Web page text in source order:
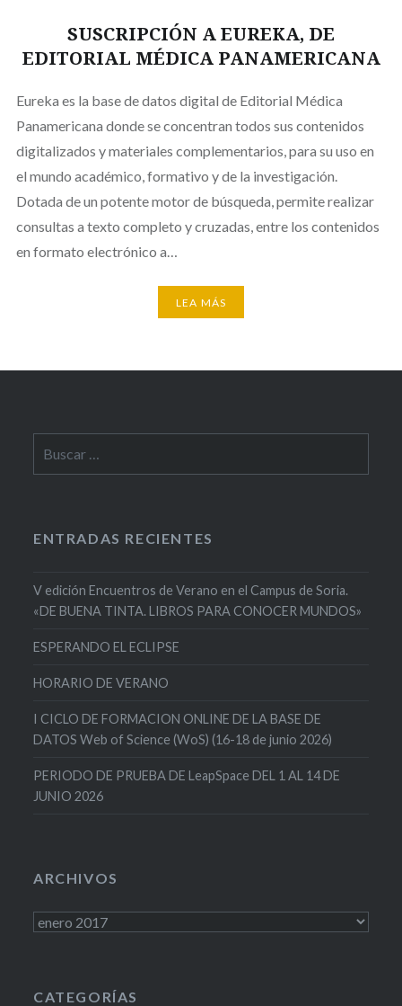
SUSCRIPCIÓN A EUREKA, DE
EDITORIAL MÉDICA PANAMERICANA
Eureka es la base de datos digital de Editorial Médica
Panamericana donde se concentran todos sus contenidos
digitalizados y materiales complementarios, para su uso en
el mundo académico, formativo y de la investigación.
Dotada de un potente motor de búsqueda, permite realizar
consultas a texto completo y cruzadas, entre los contenidos
en formato electrónico a…
LEA MÁS
ENTRADAS RECIENTES
V edición Encuentros de Verano en el Campus de Soria.
«DE BUENA TINTA. LIBROS PARA CONOCER MUNDOS»
ESPERANDO EL ECLIPSE
HORARIO DE VERANO
I CICLO DE FORMACION ONLINE DE LA BASE DE
DATOS Web of Science (WoS) (16-18 de junio 2026)
PERIODO DE PRUEBA DE LeapSpace DEL 1 AL 14 DE
JUNIO 2026
ARCHIVOS
Archivos
CATEGORÍAS